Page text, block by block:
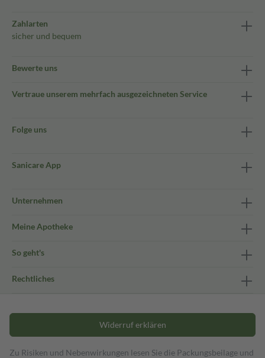
Zahlarten
sicher und bequem
Bewerte uns
Vertraue unserem mehrfach ausgezeichneten Service
Folge uns
Sanicare App
Unternehmen
Meine Apotheke
So geht's
Rechtliches
Widerruf erklären
Zu Risiken und Nebenwirkungen lesen Sie die Packungsbeilage und